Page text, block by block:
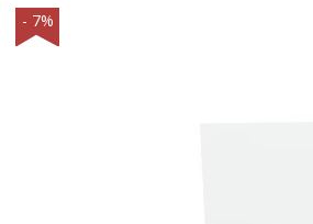
- 7%